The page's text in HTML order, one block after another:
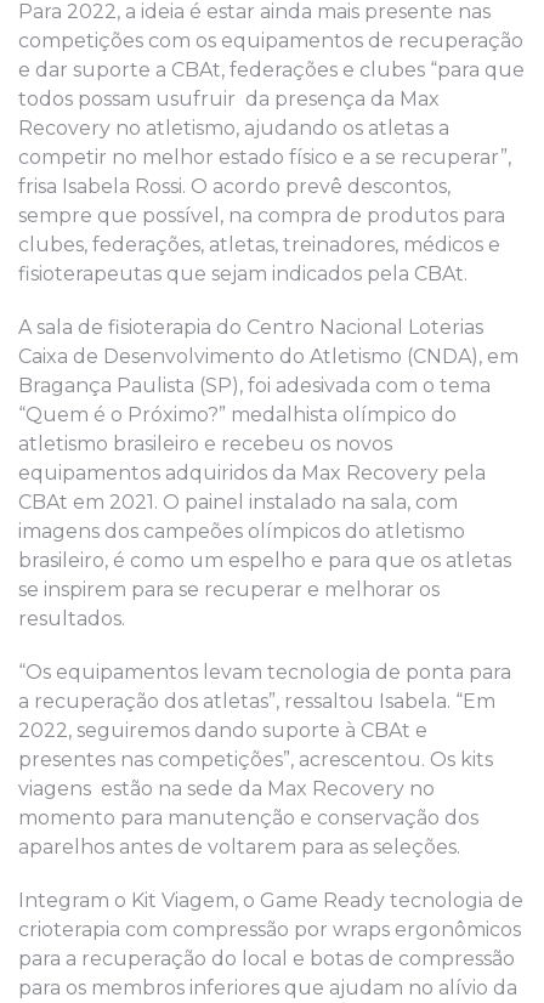
Para 2022, a ideia é estar ainda mais presente nas
competições com os equipamentos de recuperação
e dar suporte a CBAt, federações e clubes “para que
todos possam usufruir da presença da Max
Recovery no atletismo, ajudando os atletas a
competir no melhor estado físico e a se recuperar”,
frisa Isabela Rossi. O acordo prevê descontos,
sempre que possível, na compra de produtos para
clubes, federações, atletas, treinadores, médicos e
fisioterapeutas que sejam indicados pela CBAt.
A sala de fisioterapia do Centro Nacional Loterias
Caixa de Desenvolvimento do Atletismo (CNDA), em
Bragança Paulista (SP), foi adesivada com o tema
“Quem é o Próximo?” medalhista olímpico do
atletismo brasileiro e recebeu os novos
equipamentos adquiridos da Max Recovery pela
CBAt em 2021. O painel instalado na sala, com
imagens dos campeões olímpicos do atletismo
brasileiro, é como um espelho e para que os atletas
se inspirem para se recuperar e melhorar os
resultados.
“Os equipamentos levam tecnologia de ponta para
a recuperação dos atletas”, ressaltou Isabela. “Em
2022, seguiremos dando suporte à CBAt e
presentes nas competições”, acrescentou. Os kits
viagens estão na sede da Max Recovery no
momento para manutenção e conservação dos
aparelhos antes de voltarem para as seleções.
Integram o Kit Viagem, o Game Ready tecnologia de
crioterapia com compressão por wraps ergonômicos
para a recuperação do local e botas de compressão
para os membros inferiores que ajudam no alívio da